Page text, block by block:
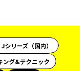
シリーズ（国内）
ング&テクニック